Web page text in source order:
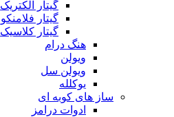
گیتار الکتریک
گیتار فلامنکو
گیتار کلاسیک
هنگ درام
ویولن
ویولن سل
یوکلله
ساز های کوبه ای
ادوات درامز